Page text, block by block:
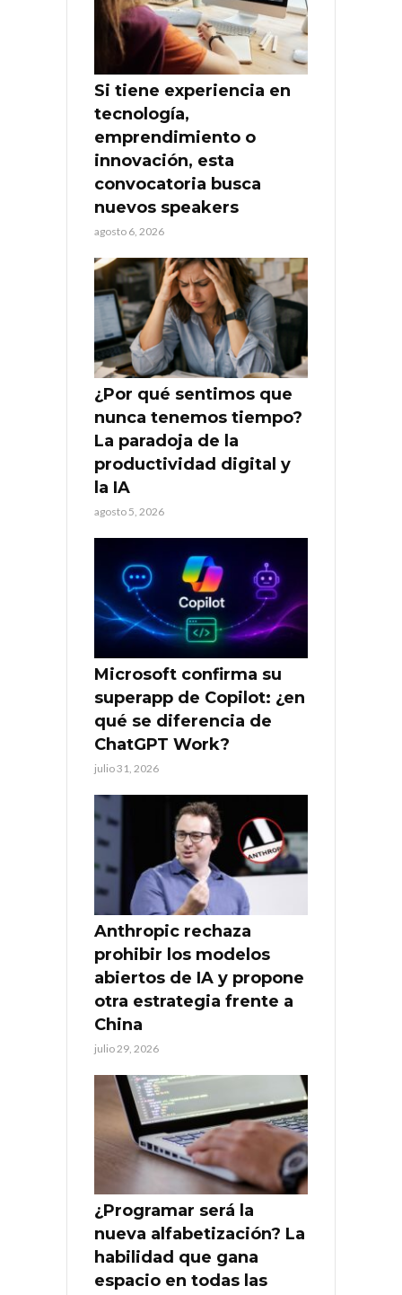
Si tiene experiencia en
tecnología,
emprendimiento o
innovación, esta
convocatoria busca
nuevos speakers
agosto 6, 2026
¿Por qué sentimos que
nunca tenemos tiempo?
La paradoja de la
productividad digital y
la IA
agosto 5, 2026
Microsoft confirma su
superapp de Copilot: ¿en
qué se diferencia de
ChatGPT Work?
julio 31, 2026
Anthropic rechaza
prohibir los modelos
abiertos de IA y propone
otra estrategia frente a
China
julio 29, 2026
¿Programar será la
nueva alfabetización? La
habilidad que gana
espacio en todas las